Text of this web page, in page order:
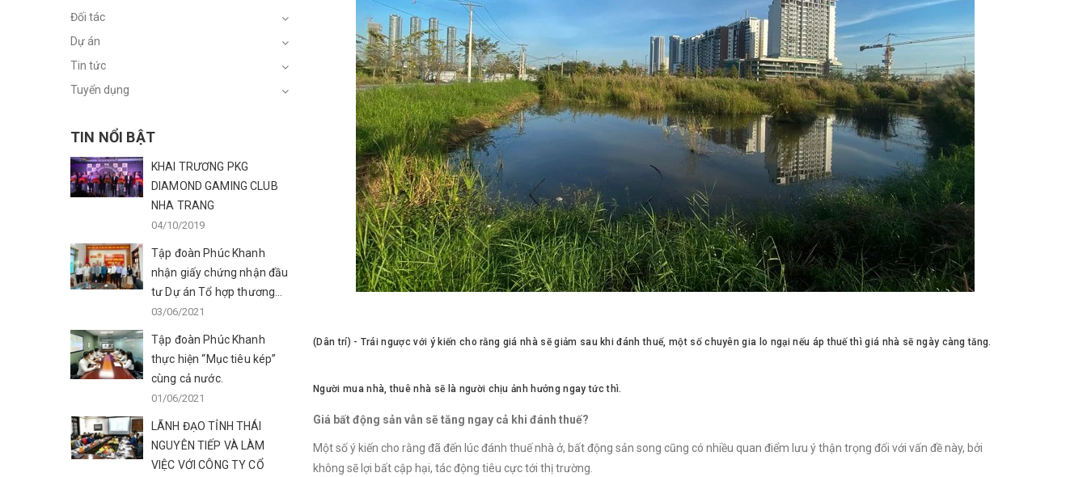
(Dân trí) - Trái ngược với ý kiến cho rằng giá nhà sẽ giảm sau khi đánh thuế, một số chuyên gia lo ngại nếu áp thuế thì giá nhà sẽ ngày càng tăng.
Người mua nhà, thuê nhà sẽ là người chịu ảnh hưởng ngay tức thì.
Giá bất động sản vẫn sẽ tăng ngay cả khi đánh thuế?
Một số ý kiến cho rằng đã đến lúc đánh thuế nhà ở, bất động sản song cũng có nhiều quan điểm lưu ý thận trọng đối với vấn đề này, bởi
không sẽ lợi bất cập hại, tác động tiêu cực tới thị trường.
Đối tác
Dự án
Tin tức
Tuyển dụng
TIN NỔI BẬT
KHAI TRƯƠNG PKG
DIAMOND GAMING CLUB
NHA TRANG
04/10/2019
Tập đoàn Phúc Khanh
nhận giấy chứng nhận đầu
tư Dự án Tổ hợp thương...
03/06/2021
Tập đoàn Phúc Khanh
thực hiện “Mục tiêu kép”
cùng cả nước.
01/06/2021
LÃNH ĐẠO TỈNH THÁI
NGUYÊN TIẾP VÀ LÀM
VIỆC VỚI CÔNG TY CỔ